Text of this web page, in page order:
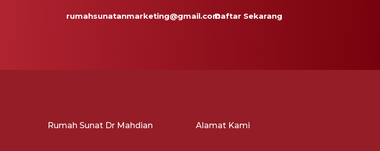
rumahsunatanmarketing@gmail.comDaftar Sekarang
Rumah Sunat Dr Mahdian Alamat Kami